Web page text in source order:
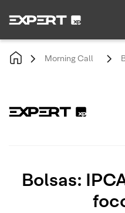
Morning Call
Bolsas: